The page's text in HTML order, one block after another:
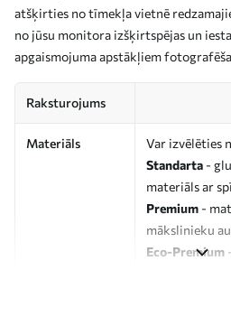
atšķirties no tīmekļa vietnē
no jūsu monitora izšķirtspējas un
apgaismojuma apstākļiem
Raksturojums
Materiāls
Var izvēlēties
Standarta -
materiāls ar
Premium -
mākslinieku
Eco-Premium